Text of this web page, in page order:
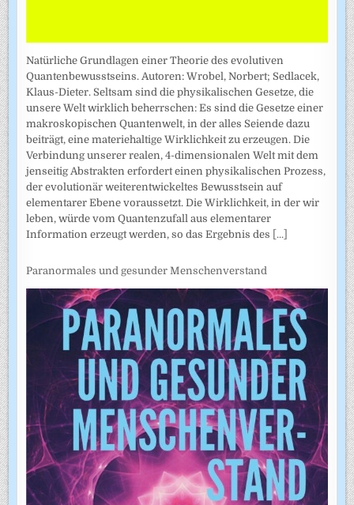
Natürliche Grundlagen einer Theorie des evolutiven
Quantenbewusstseins. Autoren: Wrobel, Norbert; Sedlacek,
Klaus-Dieter. Seltsam sind die physikalischen Gesetze, die
unsere Welt wirklich beherrschen: Es sind die Gesetze einer
makroskopischen Quantenwelt, in der alles Seiende dazu
beiträgt, eine materiehaltige Wirklichkeit zu erzeugen. Die
Verbindung unserer realen, 4-dimensionalen Welt mit dem
jenseitig Abstrakten erfordert einen physikalischen Prozess,
der evolutionär weiterentwickeltes Bewusstsein auf
elementarer Ebene voraussetzt. Die Wirklichkeit, in der wir
leben, würde vom Quantenzufall aus elementarer
Information erzeugt werden, so das Ergebnis des [...]
Paranormales und gesunder Menschenverstand